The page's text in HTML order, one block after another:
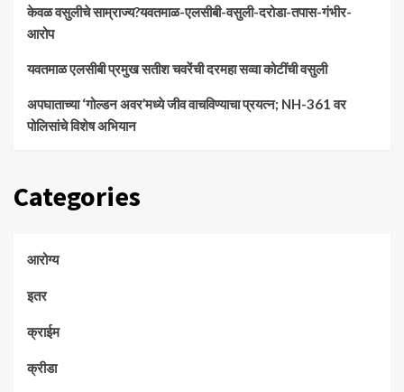
केवळ वसुलीचे साम्राज्य?यवतमाळ-एलसीबी-वसुली-दरोडा-तपास-गंभीर-
आरोप
यवतमाळ एलसीबी प्रमुख सतीश चवरेंची दरमहा सव्वा कोटींची वसुली
अपघाताच्या ‘गोल्डन अवर’मध्ये जीव वाचविण्याचा प्रयत्न; NH-361 वर
पोलिसांचे विशेष अभियान
Categories
आरोग्य
इतर
क्राईम
क्रीडा